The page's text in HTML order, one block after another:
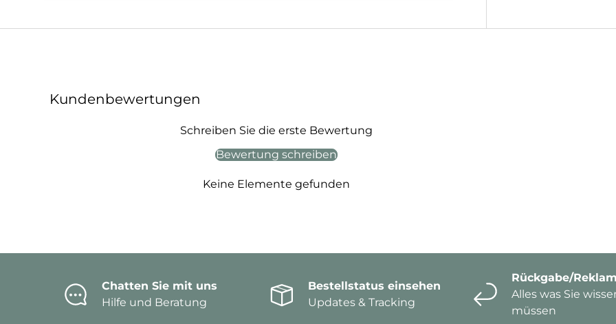
Kundenbewertungen
Schreiben Sie die erste Bewertung
Bewertung schreiben
Keine Elemente gefunden
Chatten Sie mit uns
Hilfe und Beratung
Bestellstatus einsehen
Updates & Tracking
Rückgabe/
Alles was Sie
müssen